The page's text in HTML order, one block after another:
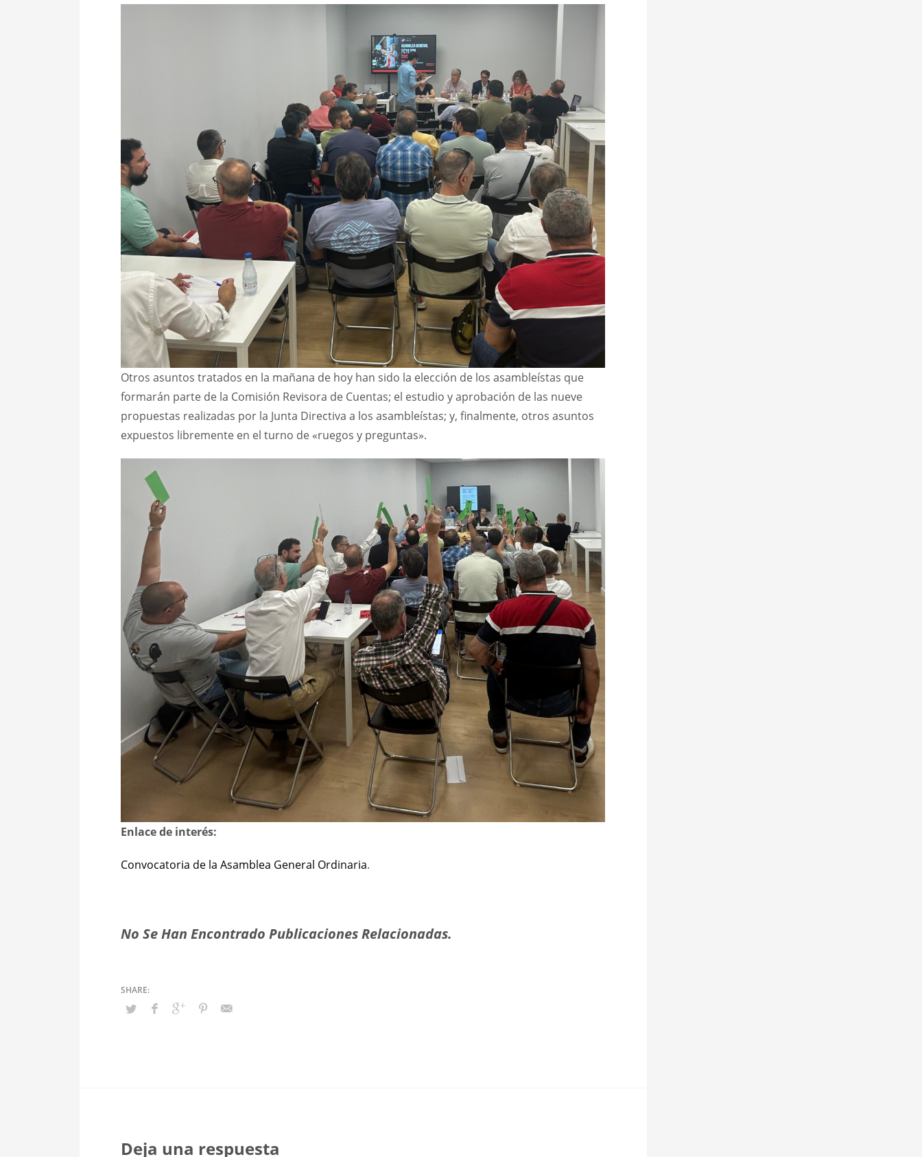
Otros asuntos tratados en la mañana de hoy han sido la elección de los asambleístas que
formarán parte de la Comisión Revisora de Cuentas; el estudio y aprobación de las nueve
propuestas realizadas por la Junta Directiva a los asambleístas; y, finalmente, otros asuntos
expuestos libremente en el turno de «ruegos y preguntas».
Enlace de interés:
Convocatoria de la Asamblea General Ordinaria.
No Se Han Encontrado Publicaciones Relacionadas.
Deja una respuesta